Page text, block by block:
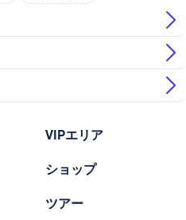
VIPエリア
ショップ
ツアー